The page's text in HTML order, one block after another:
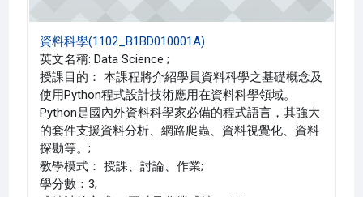
資料科學(1102_B1BD010001A)
英文名稱: Data Science ;
授課目的： 本課程將介紹學員資料科學之基礎概念及
使用Python程式設計技術應用在資料科學領域。
Python是國內外資料科學家必備的程式語言，其強大
的套件支援資料分析、網路爬蟲、資料視覺化、資料
探勘等。;
教學模式： 授課、討論、作業;
學分數：3;